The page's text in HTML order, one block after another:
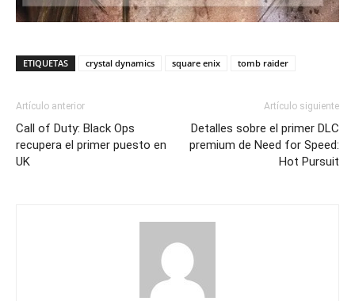
ETIQUETAS crystal dynamics square enix tomb raider
Artículo anterior
Call of Duty: Black Ops
recupera el primer puesto en
UK
Artículo siguiente
Detalles sobre el primer DLC
premium de Need for Speed:
Hot Pursuit